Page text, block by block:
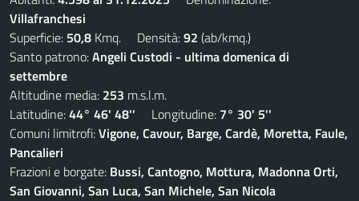
Villafranchesi
Superficie: 50,8 Kmq. Densità:92 (ab/kmq.)
Santo patrono:Angeli Custodi - ultima domenica di
settembre
Altitudine media: 253 m.s.l.m.
Latitudine:44° 46' 48'' Longitudine: 7° 30' 5''
Comuni limitrofi:Vigone, Cavour, Barge, Cardè, Moretta, Faule,
Pancalieri
Frazioni e borgate: Bussi, Cantogno, Mottura, Madonna Orti,
San Giovanni, San Luca, San Michele, San Nicola